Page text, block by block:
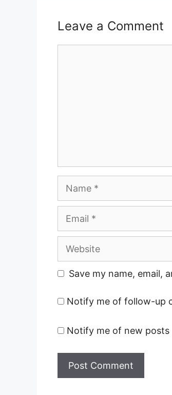
Leave a Comment
Website
Save my name, email,
Notify me of follow-up
Notify me of new posts